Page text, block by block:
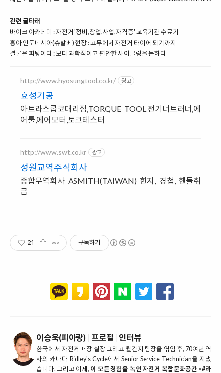
관련 글타래
바이크 아카데미 : 자전거 '정비,창업,사업,자격증' 교육기관 수료기
흥아 인도네시아(슈발베) 현장 : 고무에서 자전거 타이어 되기까지
결론은 피팅이다 : 보다 과학적이고 편안한 사이클링을 논하다
http://www.hyosungtool.co.kr/ 광고
효성기공
아트라스콥코대리점,TORQUE TOOL,전기너트러너,에
어툴,에어모터,토크테스터
http://www.swt.co.kr 광고
성원교역주식회사
종합무역회사 ASMITH(TAIWAN) 힌지, 경첩, 핸들취
급
21 구독하기
이승욱(피아랑) 프로필 인터뷰
한국에서 자전거 매장 실장 그리고 월간지 팀장을 엮임 후, 70여년 역
사의 캐나다 Ridley's Cycle에서 Senior Service Technician을 지냈
습니다. 그리고 이제, 이 모든 경험을 녹인 자전거 복합문화공간 <#라